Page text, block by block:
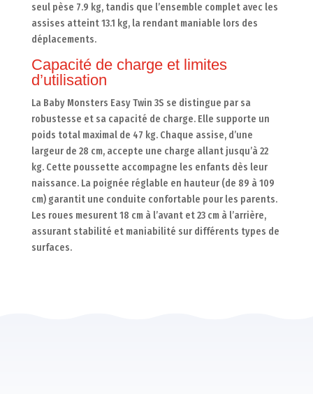
seul pèse 7.9 kg, tandis que l’ensemble complet avec les
assises atteint 13.1 kg, la rendant maniable lors des
déplacements.
Capacité de charge et limites
d’utilisation
La Baby Monsters Easy Twin 3S se distingue par sa
robustesse et sa capacité de charge. Elle supporte un
poids total maximal de 47 kg. Chaque assise, d’une
largeur de 28 cm, accepte une charge allant jusqu’à 22
kg. Cette poussette accompagne les enfants dès leur
naissance. La poignée réglable en hauteur (de 89 à 109
cm) garantit une conduite confortable pour les parents.
Les roues mesurent 18 cm à l’avant et 23 cm à l’arrière,
assurant stabilité et maniabilité sur différents types de
surfaces.